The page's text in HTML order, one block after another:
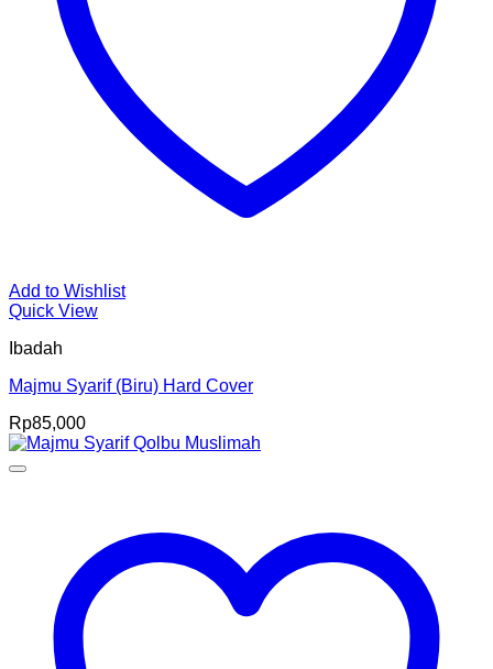
Add to Wishlist
Quick View
Ibadah
Majmu Syarif (Biru) Hard Cover
Rp85,000